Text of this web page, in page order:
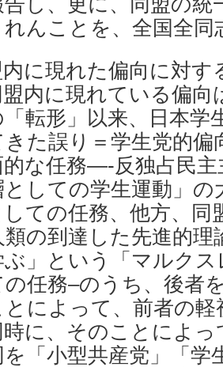
れんことを、全国全同
に現れた偏向に対す
内に現れている偏向
転形」以来、日本学
た誤り＝学生党的偏
な任務—-反独占民主
しての学生運動」の
ての任務、他方、同
の到達した先進的理
」という「マルク
任務–のうち、後者
によって、前者の
に、そのことによっ
「小型共産党」「学